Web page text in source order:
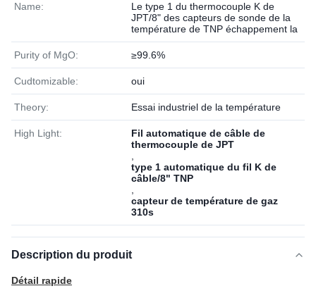
Name:
Le type 1 du thermocouple K de
JPT/8" des capteurs de sonde de la
température de TNP échappement la
Purity of MgO: ≥99.6%
Cudtomizable: oui
Theory: Essai industriel de la température
High Light:
Fil automatique de câble de
thermocouple de JPT
type 1 automatique du fil K de
câble/8" TNP
capteur de température de gaz
310s
Description du produit
Détail rapide